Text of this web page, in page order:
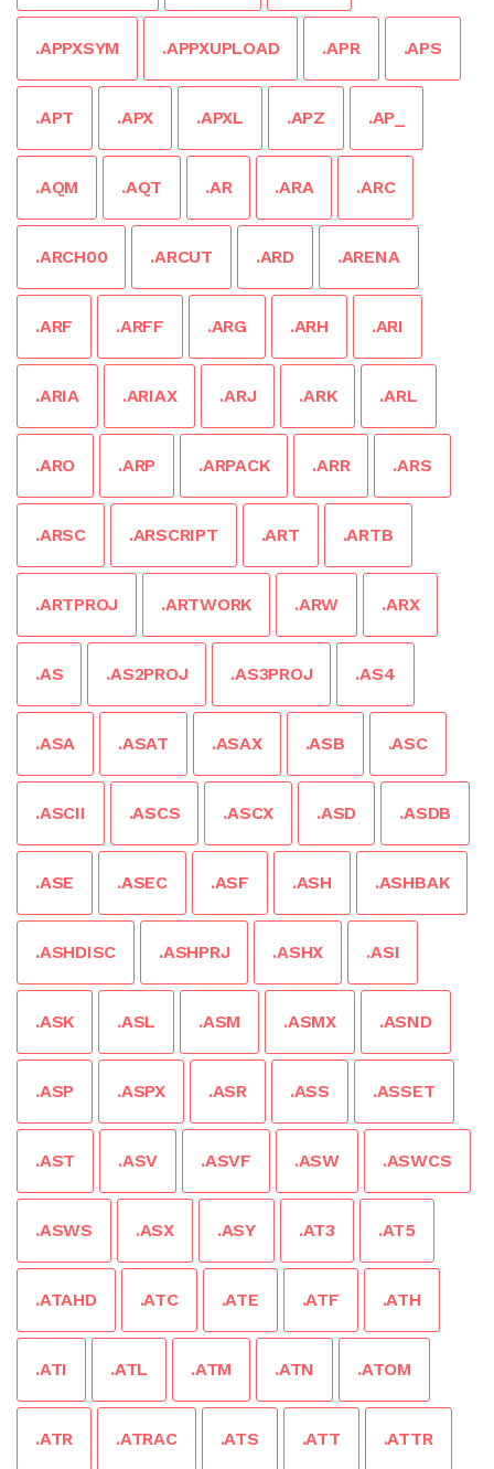
.APPXSYM .APPXUPLOAD .APR .APS
.APT .APX .APXL .APZ .AP_
.AQM .AQT .AR .ARA .ARC
.ARCH00 .ARCUT .ARD .ARENA
.ARF .ARFF .ARG .ARH .ARI
.ARIA .ARIAX .ARJ .ARK .ARL
.ARO .ARP .ARPACK .ARR .ARS
.ARSC .ARSCRIPT .ART .ARTB
.ARTPROJ .ARTWORK .ARW .ARX
.AS .AS2PROJ .AS3PROJ .AS4
.ASA .ASAT .ASAX .ASB .ASC
.ASCII .ASCS .ASCX .ASD .ASDB
.ASE .ASEC .ASF .ASH .ASHBAK
.ASHDISC .ASHPRJ .ASHX .ASI
.ASK .ASL .ASM .ASMX .ASND
.ASP .ASPX .ASR .ASS .ASSET
.AST .ASV .ASVF .ASW .ASWCS
.ASWS .ASX .ASY .AT3 .AT5
.ATAHD .ATC .ATE .ATF .ATH
.ATI .ATL .ATM .ATN .ATOM
.ATR .ATRAC .ATS .ATT .ATTR